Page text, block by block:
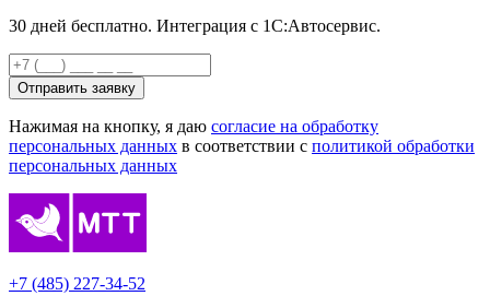
30 дней бесплатно. Интеграция с 1С:Автосервис.
Отправить заявку
Нажимая на кнопку, я даю согласие на обработку
персональных данных в соответствии с политикой обработки
персональных данных
+7 (485) 227-34-52